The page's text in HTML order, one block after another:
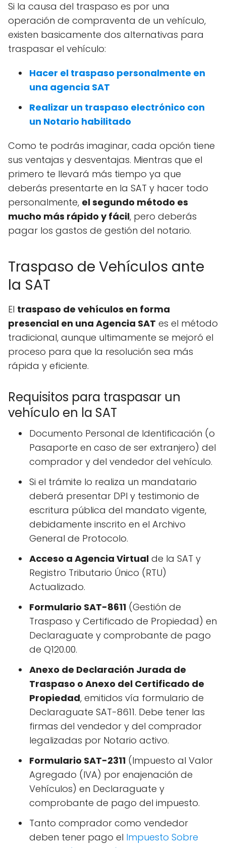
Si la causa del traspaso es por una
operación de compraventa de un vehículo,
existen basicamente dos alternativas para
traspasar el vehículo:
Hacer el traspaso personalmente en
una agencia SAT
Realizar un traspaso electrónico con
un Notario habilitado
Como te podrás imaginar, cada opción tiene
sus ventajas y desventajas. Mientras que el
primero te llevará más tiempo ya que
deberás presentarte en la SAT y hacer todo
personalmente, el segundo método es
mucho más rápido y fácil, pero deberás
pagar los gastos de gestión del notario.
Traspaso de Vehículos ante
la SAT
El traspaso de vehículos en forma
presencial en una Agencia SAT es el método
tradicional, aunque ultimamente se mejoró el
proceso para que la resolución sea más
rápida y eficiente.
Requisitos para traspasar un
vehículo en la SAT
Documento Personal de Identificación (o
Pasaporte en caso de ser extranjero) del
comprador y del vendedor del vehículo.
Si el trámite lo realiza un mandatario
deberá presentar DPI y testimonio de
escritura pública del mandato vigente,
debidamente inscrito en el Archivo
General de Protocolo.
Acceso a Agencia Virtual de la SAT y
Registro Tributario Único (RTU)
Actualizado.
Formulario SAT-8611 (Gestión de
Traspaso y Certificado de Propiedad) en
Declaraguate y comprobante de pago
de Q120.00.
Anexo de Declaración Jurada de
Traspaso o Anexo del Certificado de
Propiedad, emitidos vía formulario de
Declaraguate SAT-8611. Debe tener las
firmas del vendedor y del comprador
legalizadas por Notario activo.
Formulario SAT-2311 (Impuesto al Valor
Agregado (IVA) por enajenación de
Vehículos) en Declaraguate y
comprobante de pago del impuesto.
Tanto comprador como vendedor
deben tener pago el Impuesto Sobre